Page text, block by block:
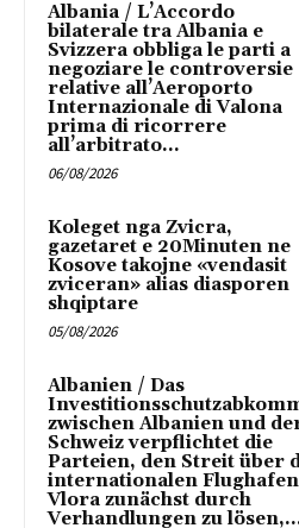
Albania / L’Accordo
bilaterale tra Albania e
Svizzera obbliga le parti a
negoziare le controversie
relative all’Aeroporto
Internazionale di Valona
prima di ricorrere
all’arbitrato...
06/08/2026
Koleget nga Zvicra,
gazetaret e 20Minuten ne
Kosove takojne «vendasit
zviceran» alias diasporen
shqiptare
05/08/2026
Albanien / Das
zwischen Albanien und
Schweiz verpflichtet die
Parteien, den Streit über
internationalen Flughafen
Vlora zunächst durch
Verhandlungen zu